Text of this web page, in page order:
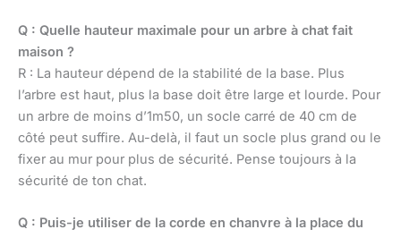
Q : Quelle hauteur maximale pour un arbre à chat fait
maison ?
R : La hauteur dépend de la stabilité de la base. Plus
l’arbre est haut, plus la base doit être large et lourde. Pour
un arbre de moins d’1m50, un socle carré de 40 cm de
côté peut suffire. Au-delà, il faut un socle plus grand ou le
fixer au mur pour plus de sécurité. Pense toujours à la
sécurité de ton chat.
Q : Puis-je utiliser de la corde en chanvre à la place du